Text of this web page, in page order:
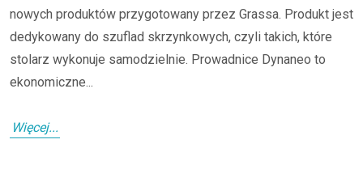
nowych produktów przygotowany przez Grassa. Produkt jest
dedykowany do szuflad skrzynkowych, czyli takich, które
stolarz wykonuje samodzielnie. Prowadnice Dynaneo to
ekonomiczne...
Więcej...